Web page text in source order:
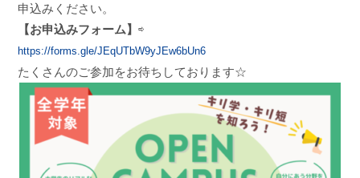
申込みください。
【お申込みフォーム】 ⇨
https://forms.gle/JEqUTbW9yJEw6bUn6
たくさんのご参加をお待ちしております☆